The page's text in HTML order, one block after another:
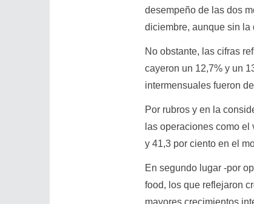
desempeño de las dos
diciembre, aunque sin
No obstante, las cifras
cayeron un 12,7% y un
intermensuales fueron
Por rubros y en la
las operaciones como
y 41,3 por ciento en el
En segundo lugar -por
food, los que reflejaron
mayores crecimientos